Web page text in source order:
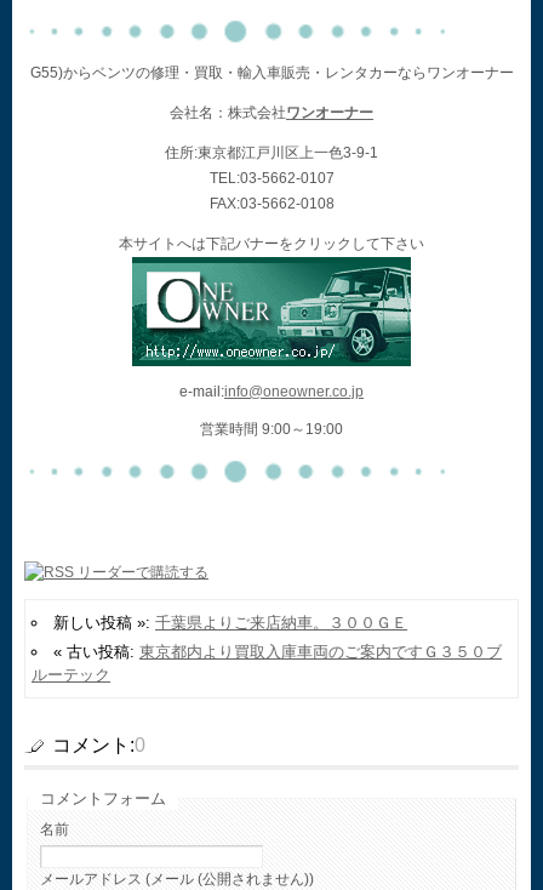
G55)からベンツの修理・買取・輸入車販売・レンタカーならワンオーナー
会社名：株式会社ワンオーナー
住所:東京都江戸川区上一色3-9-1
TEL:03-5662-0107
FAX:03-5662-0108
本サイトへは下記バナーをクリックして下さい
e-mail:info@oneowner.co.jp
営業時間 9:00～19:00
新しい投稿 »: 千葉県よりご来店納車。３００ＧＥ
« 古い投稿: 東京都内より買取入庫車両のご案内ですＧ３５０ブ
ルーテック
コメント:0
コメントフォーム
名前
メールアドレス (メール (公開されません))